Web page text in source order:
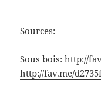
Sources:
Sous bois:http://
http://fav.me/